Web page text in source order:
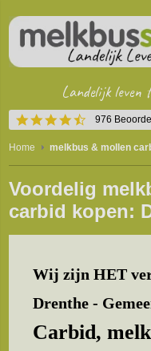
4.5
star
rating
976
Landelijk leven
Home melkbus & mollen
Voordelig
carbid kopen:
Wij zijn HET
Drenthe -
Carbid,